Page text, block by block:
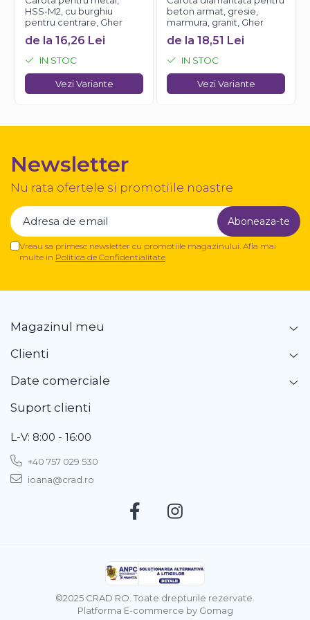
INDUSTRIALE, CONSTRUCȚII ȘI LUCRĂRI DE
ÎNTREȚINERE AUTO.
✔ Beneficii:
EFICIENȚĂ SPORITĂ: ÎNDEPĂRTAREA RAPIDĂ
SUPRAFEȚELOR DE LUCRU.
COMPATIBILITATE LARGĂ : ACESTE DISCURI
SUNT COMPATIBILE CU MAJORITATEA
POLIZOARELOR UNGHIULARE DE PE PIAȚĂ.
HSS-M2, cu burghiu
pentru centrare, Gher
de la 16,26 Lei
IN STOC
Vezi Variante
beton armat, gresie,
marmura, granit, Gher
de la 18,51 Lei
IN STOC
Vezi Variante
Newsletter
Nu rata ofertele si promotiile noastre
Vreau sa primesc newsletter cu promotiile magazinului. Afla mai
multe in Politica de Confidentialitate
Magazinul meu
Clienti
Date comerciale
Suport clienti
L-V: 8:00 - 16:00
+40 757 029 530
ioana@crad.ro
©2025 CRAD RO. Toate drepturile rezervate.
Platforma E-commerce by Gomag